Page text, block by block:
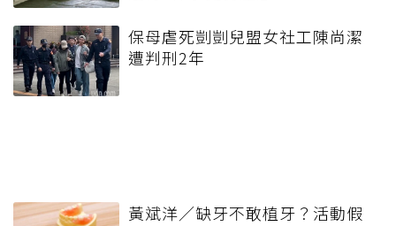
保母虐死剴剴兒盟女社工陳尚潔
遭判刑2年
黃斌洋／缺牙不敢植牙？活動假